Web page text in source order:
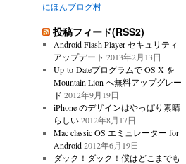
にほんブログ村
投稿フィード(RSS2)
Android Flash Player セキュリティ
アップデート 2013年2月13日
Up-to-Dateプログラムで OS X を
Mountain Lion へ無料アップグレー
ド 2012年9月19日
iPhone のデザインはやっぱり素晴
らしい 2012年8月17日
Mac classic OS エミュレーター for
Android 2012年6月19日
ダック！ダック！僕はどこまでも